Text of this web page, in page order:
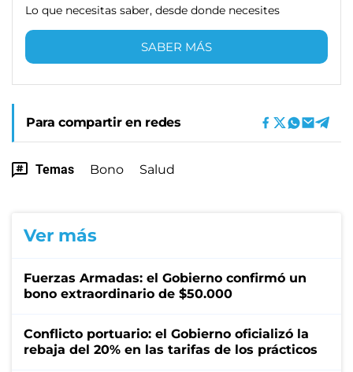
Lo que necesitas saber, desde donde necesites
SABER MÁS
Para compartir en redes
Temas Bono Salud
Ver más
Fuerzas Armadas: el Gobierno confirmó un
bono extraordinario de $50.000
Conflicto portuario: el Gobierno oficializó la
rebaja del 20% en las tarifas de los prácticos